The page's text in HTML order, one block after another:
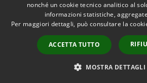
Accessibilità
nonché un cookie tecnico analitico al
informazioni statistiche,
Per maggiori dettagli, può consultare la
ACCETTA TUTTO
MOSTRA DETTAGLI